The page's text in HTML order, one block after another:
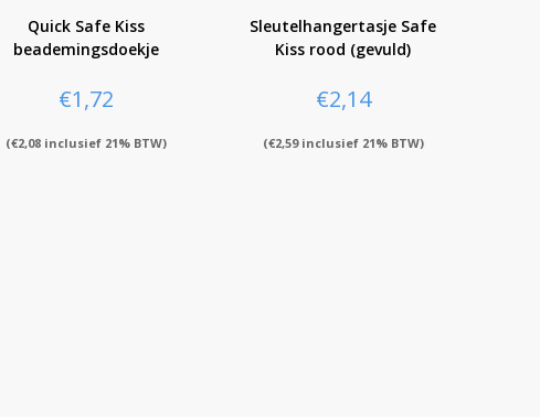
Quick Safe Kiss
beademingsdoekje
€1,72
(€2,08 inclusief 21% BTW)
Sleutelhangertasje Safe
Kiss rood (gevuld)
€2,14
(€2,59inclusief 21% BTW)